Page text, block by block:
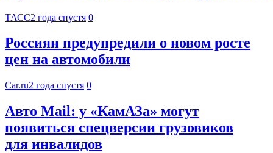
ТАСС2 года спустя 0
Россиян предупредили о новом росте
цен на автомобили
Car.ru2 года спустя 0
Авто Mail: у «КамАЗа» могут
появиться спецверсии грузовиков
для инвалидов